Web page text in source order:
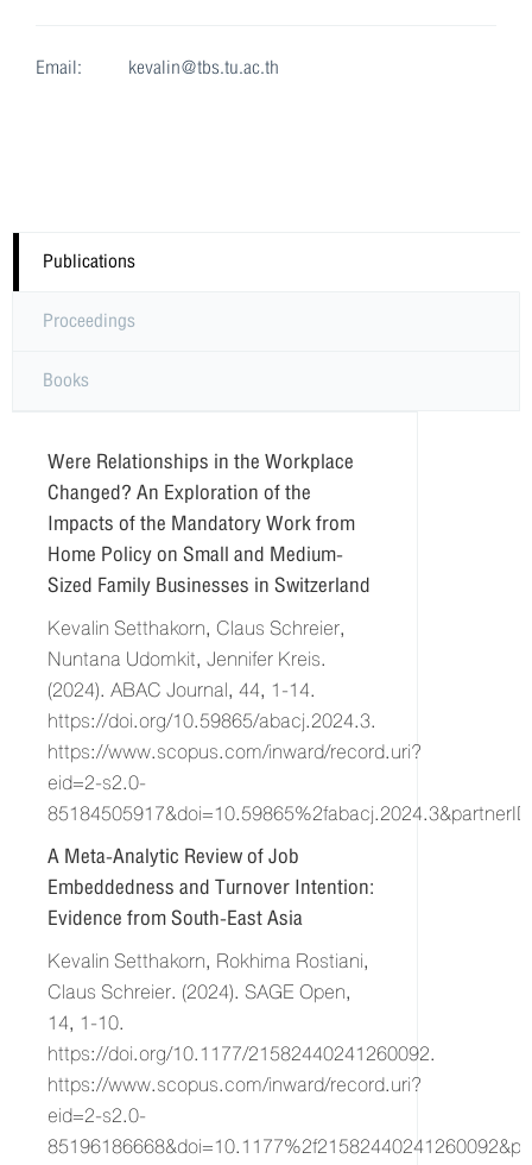
Email: kevalin@tbs.tu.ac.th
Publications
Proceedings
Books
Were Relationships in the Workplace
Changed? An Exploration of the
Impacts of the Mandatory Work from
Home Policy on Small and Medium-
Sized Family Businesses in Switzerland
Kevalin Setthakorn, Claus Schreier,
Nuntana Udomkit, Jennifer Kreis.
(2024). ABAC Journal, 44, 1-14.
https://doi.org/10.59865/abacj.2024.3.
https://www.scopus.com/inward/record.uri?
eid=2-s2.0-
A Meta-Analytic Review of Job
Embeddedness and Turnover Intention:
Evidence from South-East Asia
Kevalin Setthakorn, Rokhima Rostiani,
Claus Schreier. (2024). SAGE Open,
14, 1-10.
https://doi.org/10.1177/21582440241260092.
https://www.scopus.com/inward/record.uri?
eid=2-s2.0-